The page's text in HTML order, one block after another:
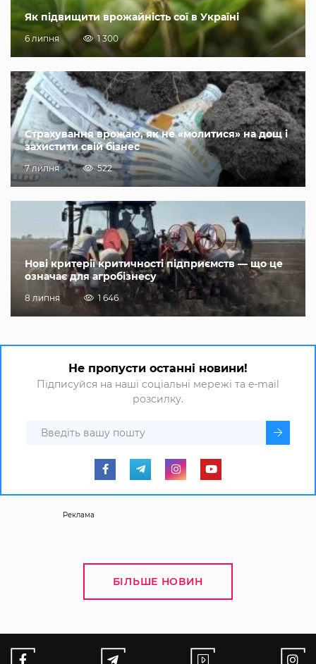
Як підвищити врожайність сої в Україні
6 липня 1 300
Страхування врожаю, як не «молитися» на дощ і
захистити свій бізнес
7 липня 522
Нові критерії критичності підприємств — що це
означає для агробізнесу
8 липня 1 646
Не пропусти останні новини!
Підписуйся на наші соціальні мережі та e-mail
розсилку.
Реклама
БІЛЬШЕ НОВИН